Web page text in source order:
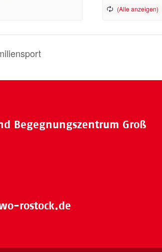
Begegnungszentrum Groß
rostock.de